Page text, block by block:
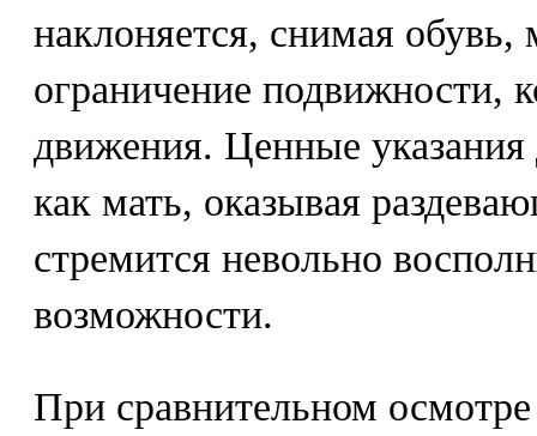
наклоняется, снимая
ограничение подвижности,
движения. Ценные
как мать, оказывая
стремится невольно
возможности.
При сравнительном